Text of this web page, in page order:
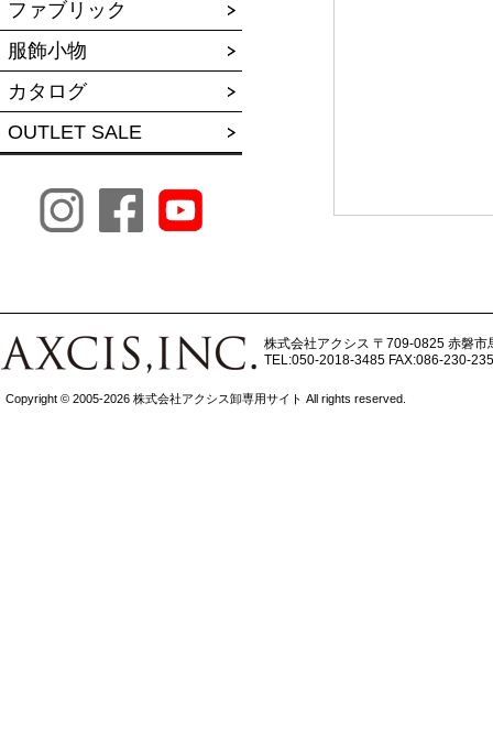
ファブリック
服飾小物
カタログ
OUTLET SALE
株式会社アクシス 〒709-0825 赤磐市
TEL:050-2018-3485 FAX:086-230-
Copyright © 2005-2026 株式会社アクシス卸専用サイト All rights reserved.